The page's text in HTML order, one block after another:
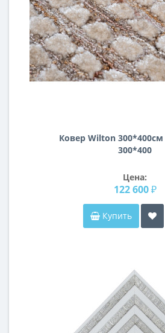
Ковер Wilton 300*400см
300*400
Цена:
122 600 ₽
Купить